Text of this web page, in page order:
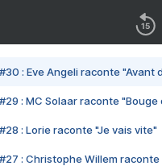
#30 : Eve Angeli raconte "Avant
#29 : MC Solaar raconte "Bouge
#28 : Lorie raconte "Je vais vite"
#27 : Christophe Willem